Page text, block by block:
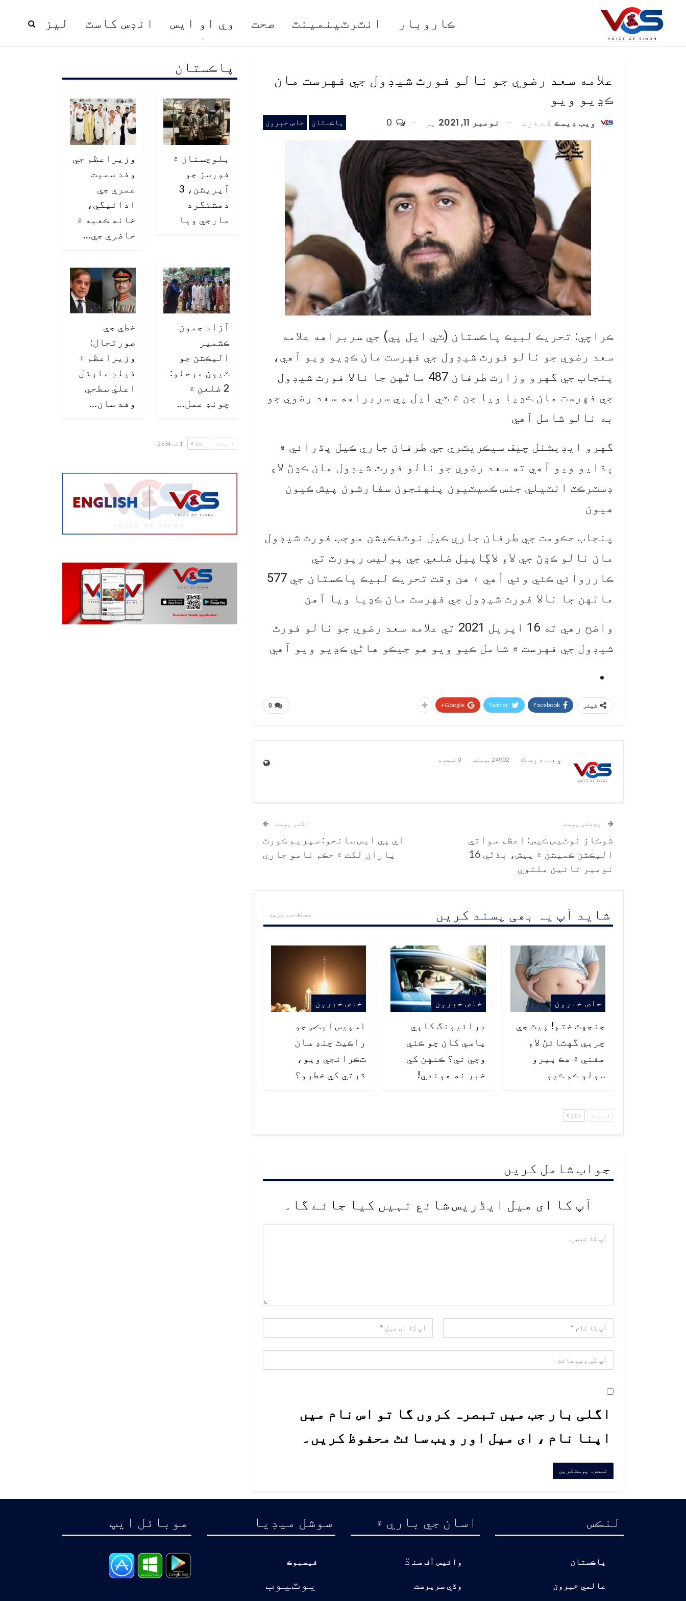
ليز انڊس کاسٽ وي او ايس صحت انٽرٽينمينٽ ڪاروبار
پاڪستان مُنڍ
علامه سعد رضوي جو نالو فورٿ شيڊول جي فهرست مان
ڪڍيو ويو
پاڪستان خاص خبرون ويب ڊيسڪ کے ذریعہ نومبر 11, 2021 پر
ڪراچي: تحريڪ لبيڪ پاڪستان (ٽي ايل پي) جي سربراهه علامه
سعد رضوي جو نالو فورٿ شيڊول جي فهرست مان ڪڍيو ويو آهي،
پنجاب جي گهرو وزارت طرفان 487 ماڻهن جا نالا فورٿ شيڊول
جي فهرست مان ڪڍيا ويا جن ۾ ٽي ايل پي سربراهه سعد رضوي جو
به نالو شامل آهي
گهرو ايڊيشنل چيف سيڪريٽري جي طرفان جاري ڪيل پڌرائي ۾
ٻڌايو ويو آهي ته سعد رضوي جو نالو فورٿ شيڊول مان ڪڍڻ لاءِ
ڊسٽرڪٽ انٽيلي جنس ڪميٽيون پنهنجون سفارشون پيش ڪيون
هيون
پنجاب حڪومت جي طرفان جاري ڪيل نوٽفڪيشن موجب فورٿ شيڊول
مان نالو ڪڍڻ جي لاءِ لاڳاپيل ضلعي جي پوليس رپورٽ تي
ڪارروائي ڪئي وئي آهي ۽ هن وقت تحريڪ لبيڪ پاڪستان جي 577
ماڻهن جا نالا فورٿ شيڊول جي فهرست مان ڪڍيا ويا آهن
واضح رهي ته 16 اپريل 2021 تي علامه سعد رضوي جو نالو فورٿ
شيڊول جي فهرست ۾ شامل ڪيو ويو هو جيڪو هاڻي ڪڍيو ويو آهي
0 شیئر Facebook
Twitter
Google+
ويب ڊيسڪ 24902 پوسٹس 0 تبصرے
پچھلی پوسٹ
شوڪاز نوٽيس ڪيس: اعظم سواتي
اليڪشن ڪميشن ۾ پيش، ٻڌڻي 16
نومبر تائين ملتوي
اگلی پوسٹ
اي پي ايس سانحو: سپريم ڪورٽ
پاران لکت ۾ حڪم نامو جاري
شاید آپ یہ بھی پسند کریں مصنف سے مزید
خاص خبرون
جنجهٽ ختم! پيٽ جي
چرٻي گهٽائڻ لاءِ
هفتي ۾ هڪ ڀيرو
سولو ڪم ڪيو
خاص خبرون
ڊرائيونگ کاٻي
پاسي کان ڇو ڪئي
وڃي ٿي؟ ڪنهن کي
خبر نه هوندي!
خاص خبرون
اسپيس ايڪس جو
راڪيٽ چنڊ سان
ٽڪرائجي ويو،
ڌرتي کي خطرو؟
پچھلا اگلا
جواب شامل کریں
آپ کا ای میل ایڈریس شائع نہیں کیا جائے گا۔
اگلی بار جب میں تبصرہ کروں گا تو اس نام میں
اپنا نام ، ای میل اور ویب سائٹ محفوظ کریں۔
پاڪستان
بلوچستان ۾
فورسز جو
آپريشن، 3
دهشتگرد
مارجي ويا
وزيراعظم جي
وفد سميت
عمري جي
ادائيگي،
خانه ڪعبه ۾
حاضري جي…
آزاد جمون
ڪشمير
اليڪشن جو
ٽيون مرحلو:
2 ضلعن ۾
چونڊ عمل…
خطي جي
صورتحال:
وزيراعظم ۽
فيلڊ مارشل
اعليٰ سطحي
وفد سان…
پچھلا اگلا 1 کے 2,634
لنڪس
پاڪستان
عالمي خبرون
اسان جي باري ۾
وائيس آف سن ڌ
وڏي سرپرست
سوشل ميڊيا
فيسبوڪ
يوٽيوب
موبائل ايپ